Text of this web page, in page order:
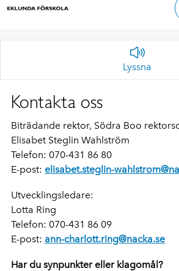
Lyssna
Kontakta oss
Biträdande rektor, Södra Boo
Elisabet Steglin Wahlström
Telefon: 070-431 86 80
E-post: elisabet.steglin-
Utvecklingsledare:
Lotta Ring
Telefon: 070-431 86 09
E-post: ann-charlott.ring@nacka.se
Har du synpunkter eller klagomål?